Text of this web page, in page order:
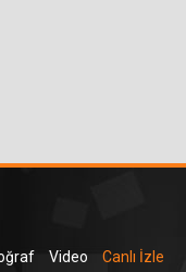
Video
Canlı İzle